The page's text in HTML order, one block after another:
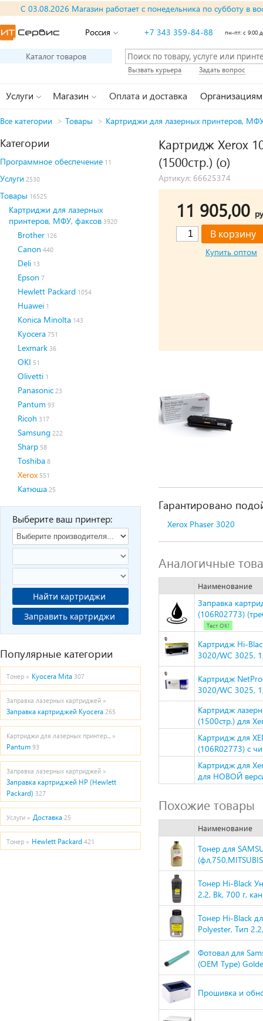
С 03.08.2026 Магазин работает с понедельника по субботу в
Россия +7 343 359-84-88 пн-пт: с 9:00
Каталог товаров
Вызвать курьера Задать вопрос
Услуги Магазин Оплата и доставка Организациям
Все категории > Товары > Картриджи для лазерных принтеров,
Категории
Программное обеспечение 11
Услуги 2530
Товары 16525
Картриджи для лазерных
принтеров, МФУ, факсов 3920
Brother 126
Canon 440
Deli 13
Epson 7
Hewlett Packard 1054
Huawei 1
Konica Minolta 143
Kyocera 751
Lexmark 36
OKI 51
Olivetti 1
Panasonic 23
Pantum 93
Ricoh 317
Samsung 222
Sharp 58
Toshiba 8
Xerox 551
Катюша 25
Выберите ваш принтер:
Найти картриджи
Заправить картриджи
Популярные категории
Тонер » Kyocera Mita 307
Заправка лазерных картриджей »
Заправка картриджей Kyocera 265
Картриджи для лазерных принтер... »
Pantum 93
Заправка лазерных картриджей »
Заправка картриджей HP (Hewlett
Packard) 327
Услуги » Доставка 25
Тонер » Hewlett Packard 421
Картридж Xerox
(1500стр.) (o)
Артикул: 66625374
11 905,00
Купить оптом
Гарантировано
Xerox Phaser 3020
Аналогичные
Наименование
Заправка
(106R02773)
Тест ОК!
Картридж Hi-
3020/WC 3025,
Картридж
3020/WC 3025,
Картридж
(1500стр.) для
Картридж для
(106R02773) с
Картридж для
для НОВОЙ
Похожие товары
Наименование
Тонер для
Тонер Hi-Black
2.2, Bk, 700 г,
Тонер Hi-Black
Polyester, Тип
Фотовал для
(OEM Type)
Прошивка и